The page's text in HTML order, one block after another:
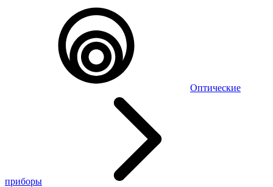
Оптические
приборы